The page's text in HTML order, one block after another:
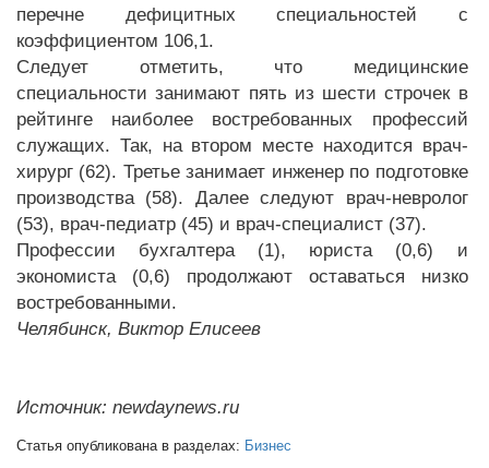
перечне дефицитных специальностей с
коэффициентом 106,1.
Следует отметить, что медицинские
специальности занимают пять из шести строчек в
рейтинге наиболее востребованных профессий
служащих. Так, на втором месте находится врач-
хирург (62). Третье занимает инженер по подготовке
производства (58). Далее следуют врач-невролог
(53), врач-педиатр (45) и врач-специалист (37).
Профессии бухгалтера (1), юриста (0,6) и
экономиста (0,6) продолжают оставаться низко
востребованными.
Челябинск, Виктор Елисеев
Источник: newdaynews.ru
Статья опубликована в разделах: Бизнес